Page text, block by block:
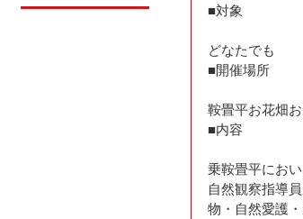
■対象
どなたでも
■開催場所
鞍畳平お花畑
■内容
乗鞍畳平にお
自然観察指導
物・自然愛護